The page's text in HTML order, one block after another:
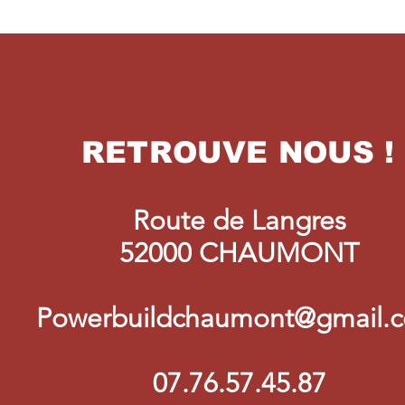
RETROUVE NOUS !
Route de Langres
52000 CHAUMONT
07.76.57.45.87